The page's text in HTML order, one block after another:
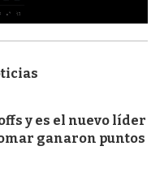
y es el nuevo líder
ganaron puntos